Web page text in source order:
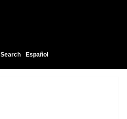
Search Español